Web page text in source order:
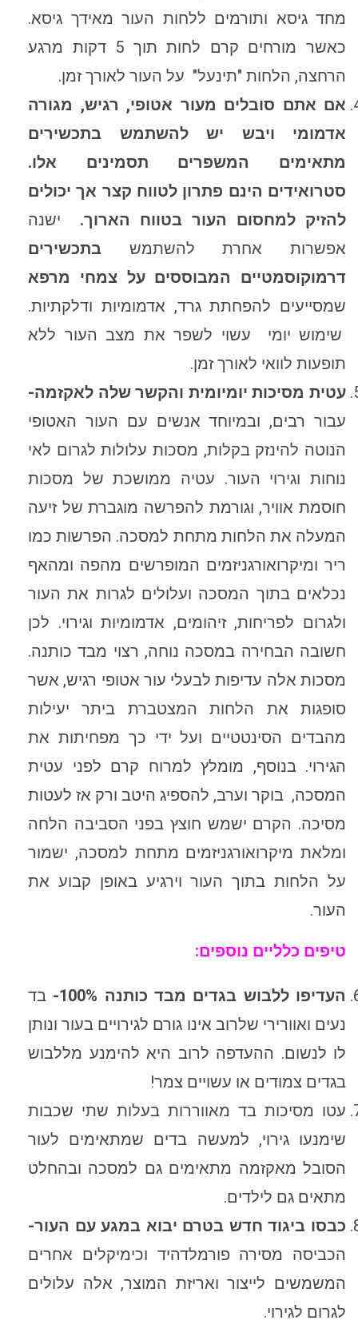
מחד גיסא ותורמים ללחות העור מאידך גיסא.
כאשר מורחים קרם לחות תוך 5 דקות מרגע
הרחצה, הלחות "תינעל" על העור לאורך זמן.
אם אתם סובלים מעור אטופי, רגיש, מגורה
אדמומי ויבש יש להשתמש בתכשירים
מתאימים המשפרים תסמינים אלו.
סטרואידים הינם פתרון לטווח קצר אך יכולים
להזיק למחסום העור בטווח הארוך.
ישנה
אפשרות אחרת להשתמש בתכשירים
דרמוקוסמטיים המבוססים על צמחי מרפא
שמסייעים להפחתת גרד, אדמומיות ודלקתיות.
שימוש יומי עשוי לשפר את מצב העור ללא
תופעות לוואי לאורך זמן.
עטית מסיכות יומיומית והקשר שלה לאקזמה-
עבור רבים, ובמיוחד אנשים עם העור האטופי
הנוטה להינזק בקלות, מסכות עלולות לגרום לאי
נוחות וגירוי העור. עטיה ממושכת של מסכות
חוסמת אוויר, וגורמת להפרשה מוגברת של זיעה
המעלה את הלחות מתחת למסכה. הפרשות כמו
ריר ומיקרואורגניזמים המופרשים מהפה ומהאף
נכלאים בתוך המסכה ועלולים לגרות את העור
ולגרום לפריחות, זיהומים, אדמומיות וגירוי. לכן
חשובה הבחירה במסכה נוחה, רצוי מבד כותנה.
מסכות אלה עדיפות לבעלי עור אטופי רגיש, אשר
סופגות את הלחות המצטברת ביתר יעילות
מהבדים הסינטטיים ועל ידי כך מפחיתות את
הגירוי. בנוסף, מומלץ למרוח קרם לפני עטית
המסכה, בוקר וערב, להספיג היטב ורק אז לעטות
מסיכה. הקרם ישמש חוצץ בפני הסביבה הלחה
ומלאת מיקרואורגניזמים מתחת למסכה, ישמור
על הלחות בתוך העור וירגיע באופן קבוע את
העור.
טיפים כלליים נוספים:
העדיפו ללבוש בגדים מבד כותנה 100%-
בד
נעים ואוורירי שלרוב אינו גורם לגירויים בעור ונותן
לו לנשום. ההעדפה לרוב היא להימנע מללבוש
בגדים צמודים או עשויים צמר!
עטו מסיכות בד מאווררות בעלות שתי שכבות
שימנעו גירוי, למעשה בדים שמתאימים לעור
הסובל מאקזמה מתאימים גם למסכה ובהחלט
מתאים גם לילדים.
כבסו ביגוד חדש בטרם יבוא במגע עם העור-
הכביסה מסירה פורמלדהיד וכימיקלים אחרים
המשמשים לייצור ואריזת המוצר, אלה עלולים
לגרום לגירוי.